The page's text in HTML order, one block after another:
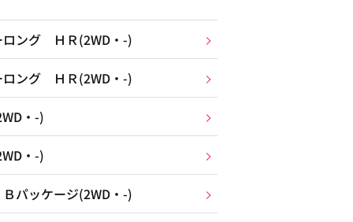
ング ＨＲ(2WD・-)
ング ＨＲ(2WD・-)
・-)
・-)
ッケージ(2WD・-)